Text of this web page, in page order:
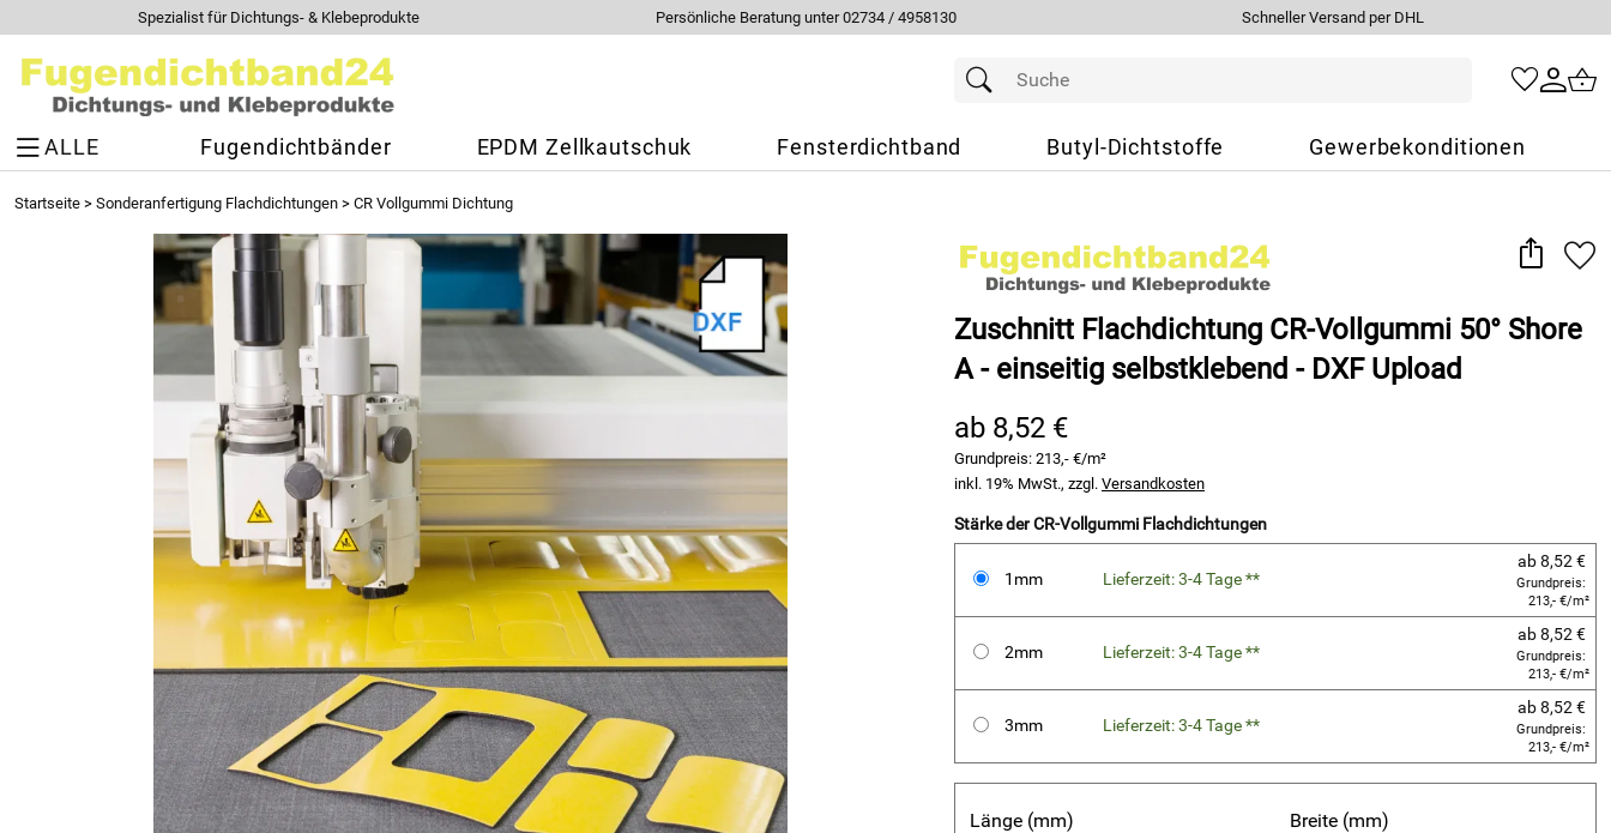
Spezialist für Dichtungs- & Klebeprodukte Persönliche Beratung unter 02734 / 4958130 Schneller Versand per DHL
ALLE Fugendichtbänder EPDM Zellkautschuk Fensterdichtband Butyl-Dichtstoffe Gewerbekonditionen
Startseite > Sonderanfertigung Flachdichtungen > CR Vollgummi Dichtung
Zuschnitt Flachdichtung CR-Vollgummi 50° Shore
A - einseitig selbstklebend - DXF Upload
ab 8,52 €
Grundpreis: 213,- €/m²
inkl. 19% MwSt., zzgl. Versandkosten
Stärke der CR-Vollgummi Flachdichtungen
1mm Lieferzeit: 3-4 Tage **
ab 8,52 €
Grundpreis:
213,- €/m²
2mm Lieferzeit: 3-4 Tage **
ab 8,52 €
Grundpreis:
213,- €/m²
3mm Lieferzeit: 3-4 Tage **
ab 8,52 €
Grundpreis:
213,- €/m²
Länge (mm) Breite (mm)